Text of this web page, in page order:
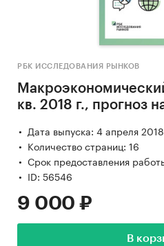
РБК ИССЛЕДОВАНИЯ РЫНКОВ
кв. 2018 г., прогноз
Дата выпуска: 4 апреля 2018
Количество страниц: 16
Срок предоставления
ID: 56546
9 000 ₽
В